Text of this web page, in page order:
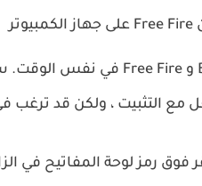
مع التثبيت ، ولكن قد ترغب
فوق رمز لوحة المفاتيح في